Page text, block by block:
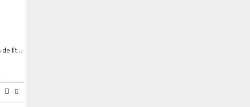
Bateria BROTHER iões de lítio 7.2V 3000mAh -